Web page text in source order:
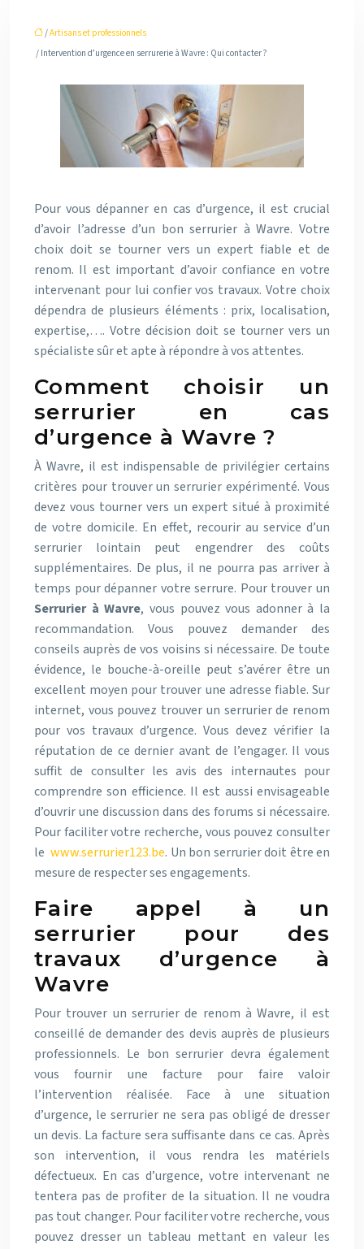
/Artisans et professionnels
/ Intervention d’urgence en serrurerie à Wavre : Qui contacter ?
Pour vous dépanner en cas d’urgence, il est crucial
d’avoir l’adresse d’un bon serrurier à Wavre. Votre
choix doit se tourner vers un expert fiable et de
renom. Il est important d’avoir confiance en votre
intervenant pour lui confier vos travaux. Votre choix
dépendra de plusieurs éléments : prix, localisation,
expertise,…. Votre décision doit se tourner vers un
spécialiste sûr et apte à répondre à vos attentes.
Comment choisir un
serrurier en cas
d’urgence à Wavre ?
À Wavre, il est indispensable de privilégier certains
critères pour trouver un serrurier expérimenté. Vous
devez vous tourner vers un expert situé à proximité
de votre domicile. En effet, recourir au service d’un
serrurier lointain peut engendrer des coûts
supplémentaires. De plus, il ne pourra pas arriver à
temps pour dépanner votre serrure. Pour trouver un
Serrurier à Wavre, vous pouvez vous adonner à la
recommandation. Vous pouvez demander des
conseils auprès de vos voisins si nécessaire. De toute
évidence, le bouche-à-oreille peut s’avérer être un
excellent moyen pour trouver une adresse fiable. Sur
internet, vous pouvez trouver un serrurier de renom
pour vos travaux d’urgence. Vous devez vérifier la
réputation de ce dernier avant de l’engager. Il vous
suffit de consulter les avis des internautes pour
comprendre son efficience. Il est aussi envisageable
d’ouvrir une discussion dans des forums si nécessaire.
Pour faciliter votre recherche, vous pouvez consulter
le www.serrurier123.be. Un bon serrurier doit être en
mesure de respecter ses engagements.
Faire appel à un
serrurier pour des
travaux d’urgence à
Wavre
Pour trouver un serrurier de renom à Wavre, il est
conseillé de demander des devis auprès de plusieurs
professionnels. Le bon serrurier devra également
vous fournir une facture pour faire valoir
l’intervention réalisée. Face à une situation
d’urgence, le serrurier ne sera pas obligé de dresser
un devis. La facture sera suffisante dans ce cas. Après
son intervention, il vous rendra les matériels
défectueux. En cas d’urgence, votre intervenant ne
tentera pas de profiter de la situation. Il ne voudra
pas tout changer. Pour faciliter votre recherche, vous
pouvez dresser un tableau mettant en valeur les